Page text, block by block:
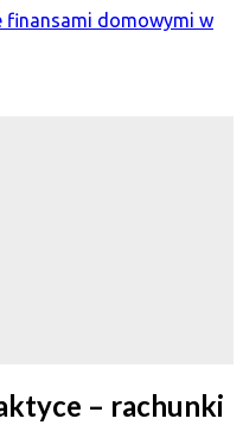
– rachunki